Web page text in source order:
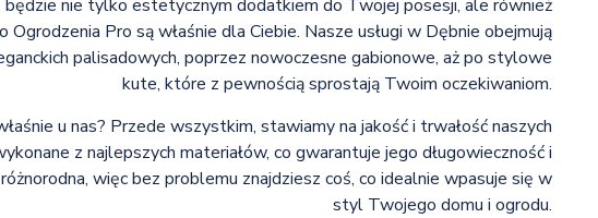
nie tylko estetycznym dodatkiem do Twojej posesji, ale również
Pro są właśnie dla Ciebie. Nasze usługi w Dębnie obejmują
palisadowych, poprzez nowoczesne gabionowe, aż po stylowe
kute, które z pewnością sprostają Twoim oczekiwaniom.
u nas? Przede wszystkim, stawiamy na jakość i trwałość naszych
z najlepszych materiałów, co gwarantuje jego długowieczność i
więc bez problemu znajdziesz coś, co idealnie wpasuje się w
styl Twojego domu i ogrodu.